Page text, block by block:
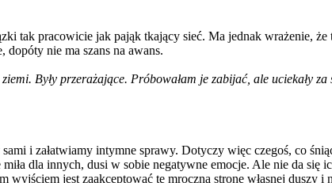
tak pracowicie jak pająk tkający sieć. Ma jednak wrażenie,
nie ma szans na awans.
Były przerażające. Próbowałam je zabijać, ale uciekały
i załatwiamy intymne sprawy. Dotyczy więc czegoś, co
dla innych, dusi w sobie negatywne emocje. Ale nie da
jest zaakceptować tę mroczną stronę własnej duszy